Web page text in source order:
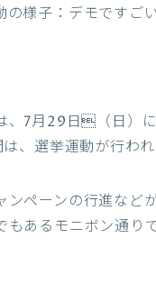
の様子：デモですご
、7月29日（日）
、選挙運動が行われ
ンペーンの行進など
あるモニボン通り